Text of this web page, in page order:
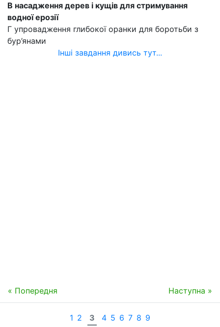
В насадження дерев і кущів для стримування
водної ерозії
Г упровадження глибокої оранки для боротьби з
бур’янами
Інші завдання дивись тут...
« Попередня Наступна »
1 2 3 4 5 6 7 8 9